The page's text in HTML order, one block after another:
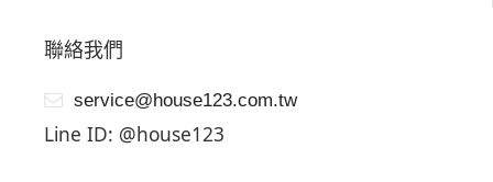
聯絡我們
service@house123.com.tw
Line ID: @house123